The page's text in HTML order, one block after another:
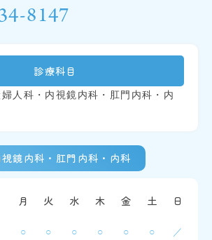
8147
診療科目
人科・内視鏡内科・肛門内科・内
鏡内科・肛門内科・内科
月 火 水 木 金 土 日
○ ○ ○ ○ ○ ○ ／